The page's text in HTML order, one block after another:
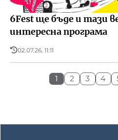
6Fest ще бъде и тази
интересна програма
02.07.26, 11:11
1 2 3 4